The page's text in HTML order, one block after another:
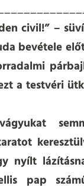
civil!” –
bevétele
a testvéri
nyílt
pap